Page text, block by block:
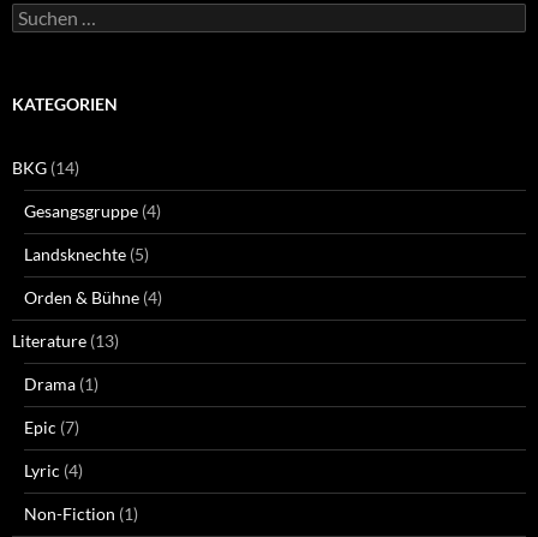
Suchen
nach:
KATEGORIEN
BKG (14)
Gesangsgruppe (4)
Landsknechte (5)
Orden & Bühne (4)
Literature (13)
Drama (1)
Epic (7)
Lyric (4)
Non-Fiction (1)